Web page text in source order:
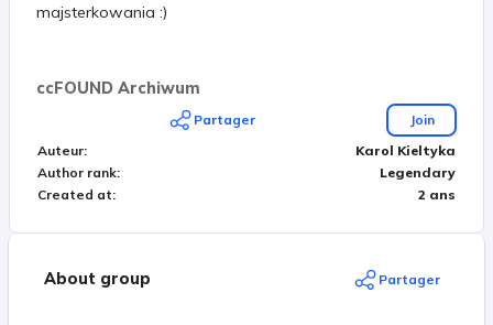
majsterkowania :)
ccFOUND Archiwum
Partager
Join
Auteur:
Karol Kieltyka
Author rank:
Legendary
Created at: 2 ans
About group Partager